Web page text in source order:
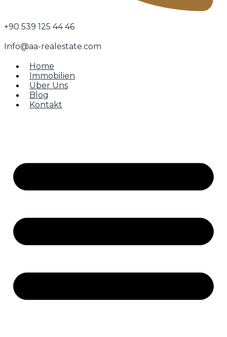
+90 539 125 44 46
Info@aa-realestate.com
Home
Immobilien
Über Uns
Blog
Kontakt